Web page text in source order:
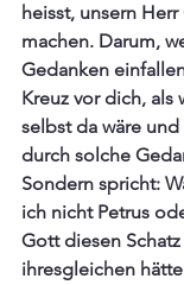
heisst, unsern
machen. Darum,
Gedanken
Kreuz vor dich, als
selbst da wäre
durch solche
Sondern spricht:
ich nicht Petrus
Gott diesen
ihresgleichen